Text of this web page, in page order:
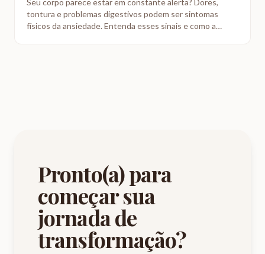
Seu corpo parece estar em constante alerta? Dores,
tontura e problemas digestivos podem ser sintomas
físicos da ansiedade. Entenda esses sinais e como a
Pronto(a) para
começar sua
jornada de
transformação?